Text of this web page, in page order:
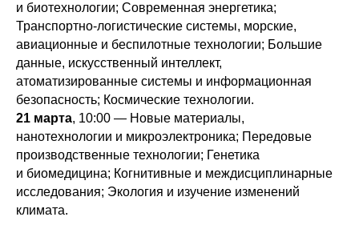
и биотехнологии; Современная энергетика;
Транспортно-логистические системы, морские,
авиационные и беспилотные технологии; Большие
данные, искусственный интеллект,
атоматизированные системы и информационная
безопасность; Космические технологии.
21 марта, 10:00 — Новые материалы,
нанотехнологии и микроэлектроника; Передовые
производственные технологии; Генетика
и биомедицина; Когнитивные и междисциплинарные
исследования; Экология и изучение изменений
климата.